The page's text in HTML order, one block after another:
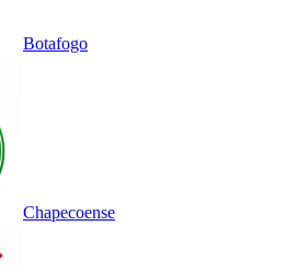
Botafogo
Chapecoense